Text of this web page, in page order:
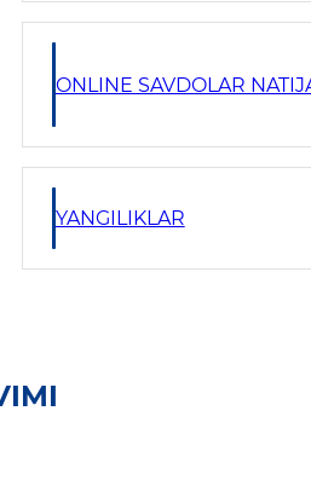
ONLINE SAVDOLAR
YANGILIKLAR